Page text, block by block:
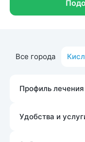
Все города
Профиль лечения
Удобства и